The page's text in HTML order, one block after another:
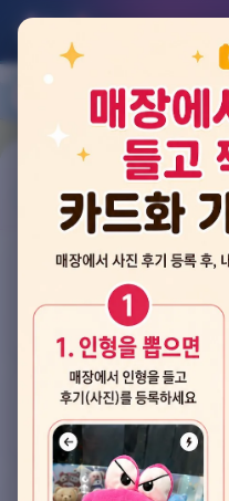
평점순
뽑스 천안 불당점
★★★★☆ 4.2 후기 33
게임플렉스 불당동점
★★★☆☆ 2.5 후기 4
뽑기랜드